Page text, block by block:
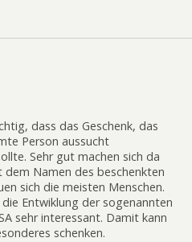
dass das Geschenk, das
Person aussucht
Sehr gut machen sich da
dem Namen des beschenkten
sich die meisten Menschen.
Entwiklung der sogenannten
sehr interessant. Damit kann
schenken.